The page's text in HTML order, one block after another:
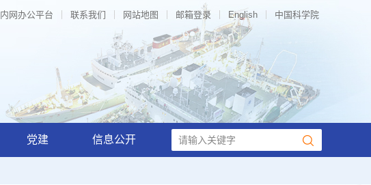
内网办公平台 联系我们 网站地图 邮箱登录 English 中国科学院
党建 信息公开